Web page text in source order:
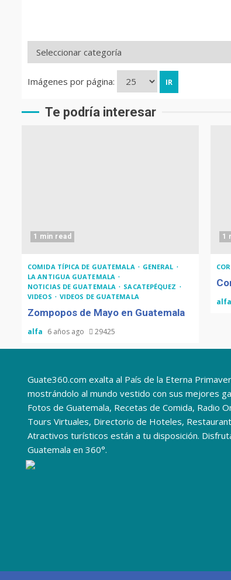
Imágenes por página:
Te podría interesar
1 min read
COMIDA TÍPICA DE GUATEMALA
GENERAL
LA ANTIGUA GUATEMALA
NOTICIAS DE GUATEMALA
SACATEPÉQUEZ
VIDEOS
VIDEOS DE GUATEMALA
Zompopos de Mayo en Guatemala
alfa 6 años ago 29425
1
alfa
Guate360.com exalta al País de la Eterna
mostrándolo al mundo vestido con sus mejores
Fotos de Guatemala, Recetas de Comida, Radio
Tours Virtuales, Directorio de Hoteles,
Atractivos turísticos están a tu disposición.
Guatemala en 360°.